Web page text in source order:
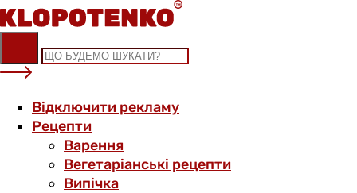
Skip
to
content
Відключити рекламу
Рецепти
Варення
Вегетаріанські рецепти
Випічка